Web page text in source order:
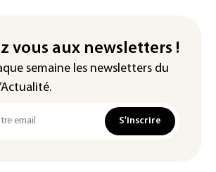
vous aux newsletters !
semaine les newsletters du
S'inscrire